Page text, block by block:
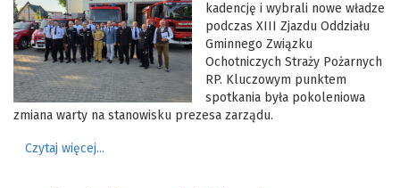
kadencję i wybrali nowe władze
podczas XIII Zjazdu Oddziału
Gminnego Związku
Ochotniczych Straży Pożarnych
RP. Kluczowym punktem
spotkania była pokoleniowa
zmiana warty na stanowisku prezesa zarządu.
Czytaj więcej...